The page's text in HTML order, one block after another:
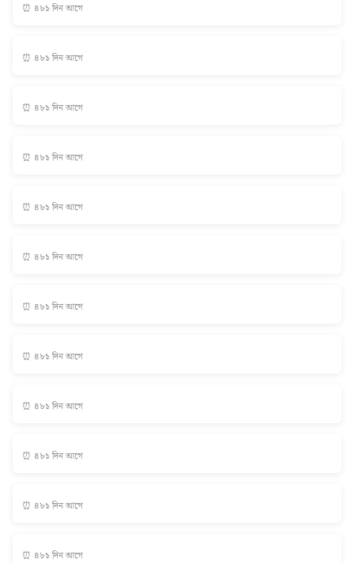
⏰ ৪৮১ দিন আগে
⏰ ৪৮১ দিন আগে
⏰ ৪৮১ দিন আগে
⏰ ৪৮১ দিন আগে
⏰ ৪৮১ দিন আগে
⏰ ৪৮১ দিন আগে
⏰ ৪৮১ দিন আগে
⏰ ৪৮১ দিন আগে
⏰ ৪৮১ দিন আগে
⏰ ৪৮১ দিন আগে
⏰ ৪৮১ দিন আগে
⏰ ৪৮১ দিন আগে